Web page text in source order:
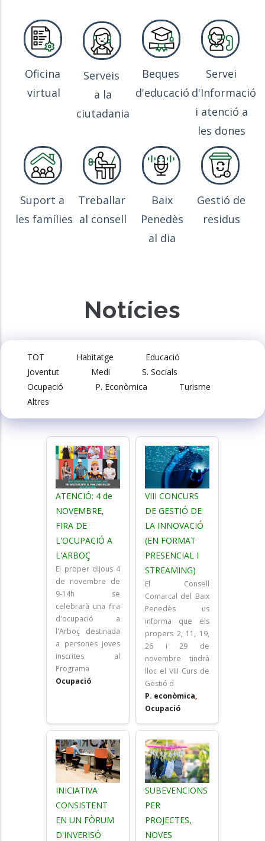
Oficina
virtual
Serveis
a la
ciutadania
Beques
d'educació
Servei
d'Informació
i atenció a
les dones
Suport a
les famílies
Treballar
al consell
Baix
Penedès
al dia
Gestió de
residus
Notícies
TOT Habitatge
Educació
Joventut
Medi
S. Socials
Ocupació
P. Econòmica
Turisme
Altres
ATENCIÓ: 4 de
NOVEMBRE,
FIRA DE
L'OCUPACIÓ A
L'ARBOÇ
El proper dijous 4
de novembre de
9-14h se
celebrarà una fira
d'ocupació a
l'Arboç destinada
a persones joves
inscrites al
Programa
Ocupació
VIII CONCURS
DE GESTIÓ DE
LA INNOVACIÓ
(EN FORMAT
PRESENCIAL I
STREAMING)
El Consell
Comarcal del Baix
Penedès us
informa que els
propers 2, 11, 19,
26 i 29 de
novembre tindrà
lloc el VIII Curs de
Gestió d
P. econòmica,
Ocupació
INICIATIVA
CONSISTENT
EN UN FÒRUM
D'INVERISÓ
SUBEVENCIONS
PER
PROJECTES,
NOVES